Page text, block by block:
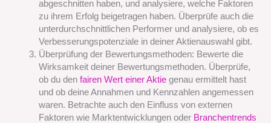
abgeschnitten haben, und analysiere, welche Faktoren
zu ihrem Erfolg beigetragen haben. Überprüfe auch die
unterdurchschnittlichen Performer und analysiere, ob es
Verbesserungspotenziale in deiner Aktienauswahl gibt.
Überprüfung der Bewertungsmethoden: Bewerte die
Wirksamkeit deiner Bewertungsmethoden. Überprüfe,
ob du den fairen Wert einer Aktiegenau ermittelt hast
und ob deine Annahmen und Kennzahlen angemessen
waren. Betrachte auch den Einfluss von externen
Faktoren wie Marktentwicklungen oder Branchentrends